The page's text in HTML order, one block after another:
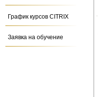
График курсов CITRIX
Заявка на обучение